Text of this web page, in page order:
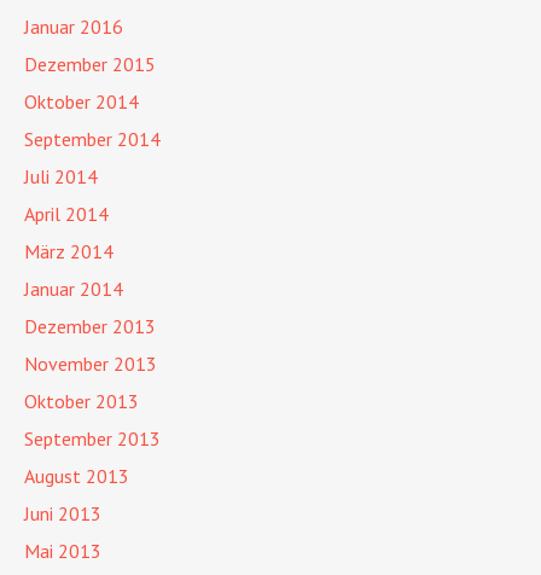
Januar 2016
Dezember 2015
Oktober 2014
September 2014
Juli 2014
April 2014
März 2014
Januar 2014
Dezember 2013
November 2013
Oktober 2013
September 2013
August 2013
Juni 2013
Mai 2013